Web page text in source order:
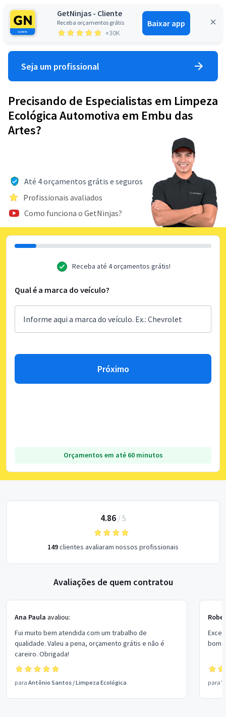
GetNinjas - Cliente
Receba orçamentos grátis
+30K
Baixar app
Entrar
Seja um profissional
Precisando de Especialistas em Limpeza
Ecológica Automotiva em Embu das
Artes?
Até 4 orçamentos grátis e seguros
Profissionais avaliados
Como funciona o GetNinjas?
Receba até 4 orçamentos grátis!
Qual é a marca do veículo?
Próximo
Orçamentos em até 60 minutos
4.86/ 5
149clientes avaliaram nossos profissionais
Avaliações de quem contratou
Ana Paula avaliou:
Fui muito bem atendida com um trabalho de
qualidade. Valeu a pena, orçamento grátis e não é
careiro. Obrigada!
para Antônio Santos /Limpeza Ecológica
bom
para